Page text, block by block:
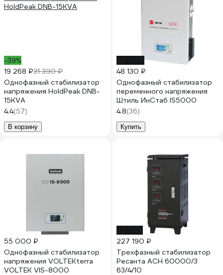
-39%
19 268 ₽31 390 ₽
Однофазный стабилизатор
напряжения HoldPeak DNB-
15KVA
4.4(57)
В корзину
48 130 ₽
Однофазный стабилизатор
переменного напряжения
Штиль ИнСтаб IS5000
4.8(36)
Купить
55 000 ₽
Однофазный стабилизатор
напряжения VOLTEKterra
VOLTEK VIS-8000
227 190 ₽
Трехфазный стабилизатор
Ресанта АСН 60000/3
63/4/10